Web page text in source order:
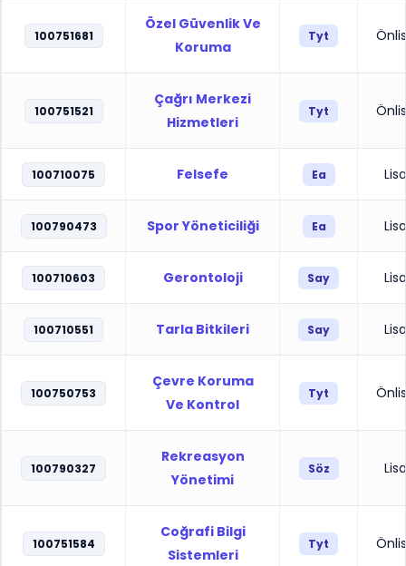
100751681
Özel Güvenlik Ve
Koruma
Tyt
100751521
Çağrı Merkezi
Hizmetleri
Tyt
100710075 Felsefe Ea
100790473 Spor Yöneticiliği Ea
100710603 Gerontoloji Say
100710551 Tarla Bitkileri Say
100750753
Çevre Koruma
Ve Kontrol
Tyt
100790327
Rekreasyon
Yönetimi
Söz
100751584
Coğrafi Bilgi
Sistemleri
Tyt